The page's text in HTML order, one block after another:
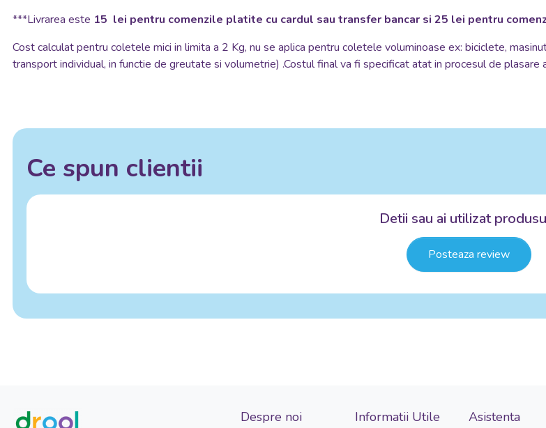
***Livrarea este 15 lei pentru comenzile platite cu cardul sau transfer bancar si 25 lei pentru
Cost calculat pentru coletele mici in limita a 2 Kg, nu se aplica pentru coletele voluminoase ex: biciclete,
transport individual, in functie de greutate si volumetrie) .Costul final va fi specificat atat in procesul de plasare
Ce spun clientii
Detii sau ai utilizat
Posteaza review
Despre noi Informatii Utile Asistenta